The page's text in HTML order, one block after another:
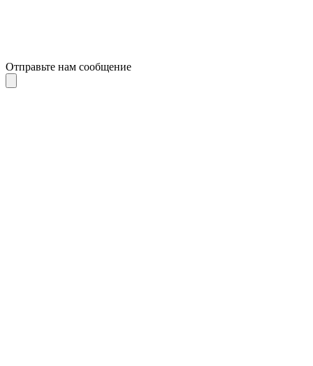
Отправьте нам сообщение